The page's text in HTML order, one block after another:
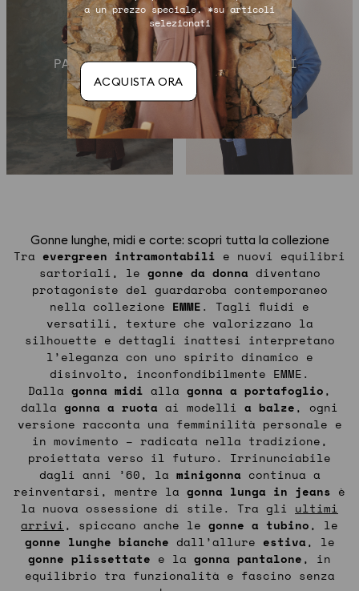
PANTALONI PIUMINI
Gonne lunghe, midi e corte: scopri tutta la collezione
Tra evergreen intramontabili e nuovi equilibri
sartoriali, le gonne da donna diventano
protagoniste del guardaroba contemporaneo
nella collezione EMME. Tagli fluidi e
versatili, texture che valorizzano la
silhouette e dettagli inattesi interpretano
l’eleganza con uno spirito dinamico e
disinvolto, inconfondibilmente EMME.
Dalla gonna midi alla gonna a portafoglio,
dalla gonna a ruota ai modelli a balze, ogni
versione racconta una femminilità personale e
in movimento – radicata nella tradizione,
proiettata verso il futuro. Irrinunciabile
dagli anni ’60, la minigonna continua a
reinventarsi, mentre la gonna lunga in jeans è
la nuova ossessione di stile. Tra gli ultimi
arrivi, spiccano anche le gonne a tubino, le
gonne lunghe bianche dall’allure estiva,
le
gonne plissettate e la gonna pantalone, in
equilibrio tra funzionalità e fascino senza
a un prezzo speciale. *su articoli
selezionati
ACQUISTA ORA